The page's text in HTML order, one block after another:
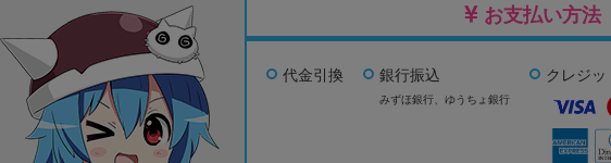
お支払い方法
代金引換 銀行振込
みずほ銀行、 ゆうちょ銀行
クレジ